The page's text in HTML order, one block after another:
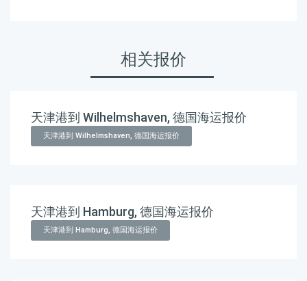
相关报价
天津港到 Wilhelmshaven, 德国海运报价
天津港到 Wilhelmshaven, 德国海运报价
天津港到 Hamburg, 德国海运报价
天津港到 Hamburg, 德国海运报价